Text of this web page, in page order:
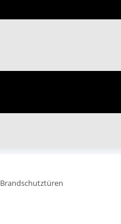
Brandschutztüren